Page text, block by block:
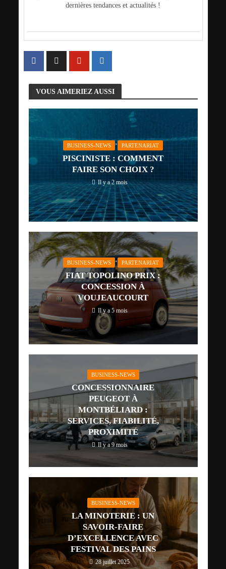
dernières tendances et actualités !
VOUS AIMERIEZ AUSSI
BUSINESS-NEWS • PARTENARIAT
PISCINISTE : COMMENT
FAIRE SON CHOIX ?
Il y a 2 mois
BUSINESS-NEWS • PARTENARIAT
FIAT TOPOLINO PRIX :
CONCESSION À
VOUJEAUCOURT
Il y a 5 mois
BUSINESS-NEWS
CONCESSIONNAIRE
PEUGEOT À
MONTBÉLIARD :
SERVICES, FIABILITÉ,
PROXIMITÉ
Il y a 9 mois
BUSINESS-NEWS
LA MINOTERIE : UN
SAVOIR-FAIRE
D’EXCELLENCE AVEC
FESTIVAL DES PAINS
28 juillet 2025